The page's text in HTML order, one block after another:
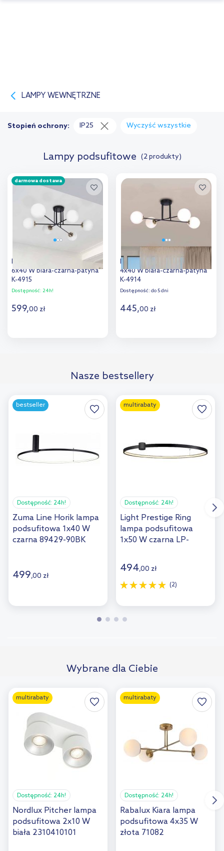
LAMPY WEWNĘTRZNE
Lampy podsufitowe (2 produkty)
Stopień ochrony: IP25 Wyczyść wszystkie
darmowa dostawa
Kaja Isla lampa podsufitowa
6x40 W biała-czarna-patyna
K-4915
Dostępność: 24h!
599,00 zł
porównania
Kaja Isla lampa podsufitowa
4x40 W biała-czarna-patyna
K-4914
Dostępność: do 5 dni
445,00 zł
porównania
Nasze bestsellery
bestseller
Dostępność: 24h!
Zuma Line Horik lampa
podsufitowa 1x40 W
czarna 89429-90BK
499,00 zł
multirabaty
Dostępność: 24h!
Light Prestige Ring
lampa podsufitowa
1x50 W czarna LP-
494,00 zł
(2)
Wybrane dla Ciebie
multirabaty
Dostępność: 24h!
Nordlux Pitcher lampa
podsufitowa 2x10 W
biała 2310410101
multirabaty
Dostępność: 24h!
Rabalux Kiara lampa
podsufitowa 4x35 W
złota 71082